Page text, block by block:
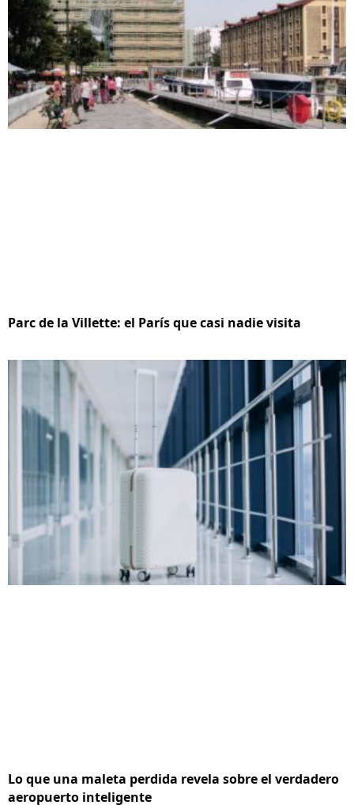
Parc de la Villette: el París que casi nadie visita
Lo que una maleta perdida revela sobre el verdadero
aeropuerto inteligente